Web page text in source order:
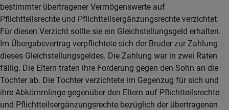
bestimmter übertragener Vermögenswerte auf
Pflichtteilsrechte und Pflichtteilsergänzungsrechte verzichtet.
Für diesen Verzicht sollte sie ein Gleichstellungsgeld erhalten.
Im Übergabevertrag verpflichtete sich der Bruder zur Zahlung
dieses Gleichstellungsgeldes. Die Zahlung war in zwei Raten
fällig. Die Eltern traten ihre Forderung gegen den Sohn an die
Tochter ab. Die Tochter verzichtete im Gegenzug für sich und
ihre Abkömmlinge gegenüber den Eltern auf Pflichtteilsrechte
und Pflichtteilsergänzungsrechte bezüglich der übertragenen